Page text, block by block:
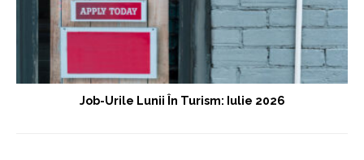
Job-Urile Lunii În Turism: Iulie 2026